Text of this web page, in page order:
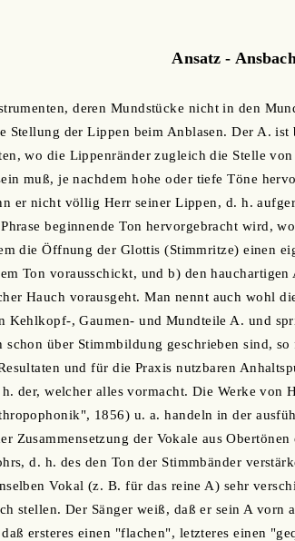
Ansatz -
deren Mundstücke nicht in den
Stellung der Lippen beim Anblasen. Der A.
wo die Lippenränder zugleich die Stelle
muß, je nachdem hohe oder tiefe Töne
er nicht völlig Herr seiner Lippen, d. h.
beginnende Ton hervorgebracht wird,
die Öffnung der Glottis (Stimmritze) einen
Ton vorausschickt, und b) den
Hauch vorausgeht. Man nennt auch wohl
Kehlkopf-, Gaumen- und Mundteile A. und
schon über Stimmbildung geschrieben sind,
und für die Praxis nutzbaren
h. der, welcher alles vormacht. Die Werke
1856) u. a. handeln in der
Zusammensetzung der Vokale aus
d. h. des den Ton der Stimmbänder
Vokal (z. B. für das reine A) sehr
stellen. Der Sänger weiß, daß er sein A vorn
ersteres einen "flachen", letzteres einen